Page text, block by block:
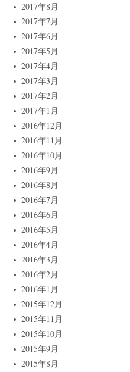
2017年8月
2017年7月
2017年6月
2017年5月
2017年4月
2017年3月
2017年2月
2017年1月
2016年12月
2016年11月
2016年10月
2016年9月
2016年8月
2016年7月
2016年6月
2016年5月
2016年4月
2016年3月
2016年2月
2016年1月
2015年12月
2015年11月
2015年10月
2015年9月
2015年8月